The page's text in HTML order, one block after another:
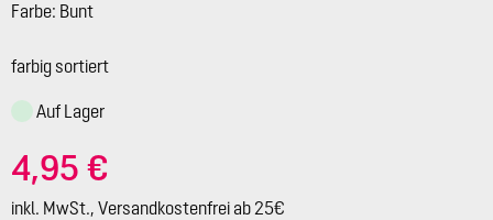
Farbe: Bunt
farbig sortiert
Auf Lager
4,95 €
inkl. MwSt., Versandkostenfrei ab 25€